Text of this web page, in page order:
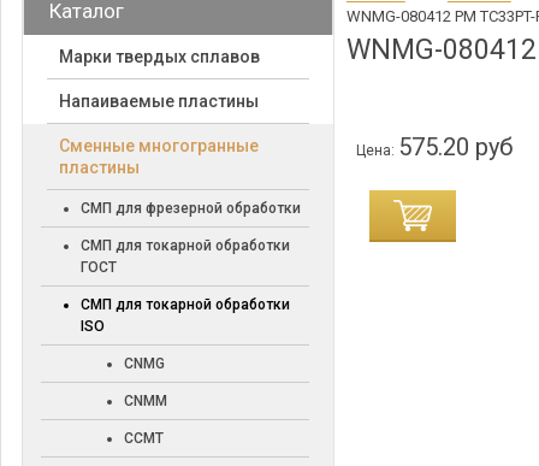
Каталог
Марки твердых сплавов
Напаиваемые пластины
Cменные многогранные
пластины
СМП для фрезерной обработки
СМП для токарной обработки
ГОСТ
СМП для токарной обработки
ISO
CNMG
CNMM
CCMT
WNMG-080412 PM TC33PT-
WNMG-
Цена: 575.20 руб